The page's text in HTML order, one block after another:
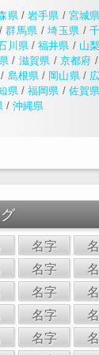
県/ 岩手県 / 宮城県
/群馬県 /埼玉県 /
川県/福井県 / 山
/ 滋賀県 / 京都府 /
/ 島根県/ 岡山県/
県/ 福岡県 / 佐賀県
/ 沖縄県
名字
名字
名字
名字
名字